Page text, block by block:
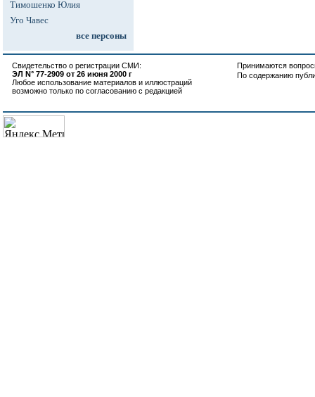
Тимошенко Юлия
Уго Чавес
все персоны
Свидетельство о регистрации СМИ:
ЭЛ N° 77-2909 от 26 июня 2000 г
Любое использование материалов и иллюстраций
возможно только по согласованию с редакцией
Принимаются
По содержанию